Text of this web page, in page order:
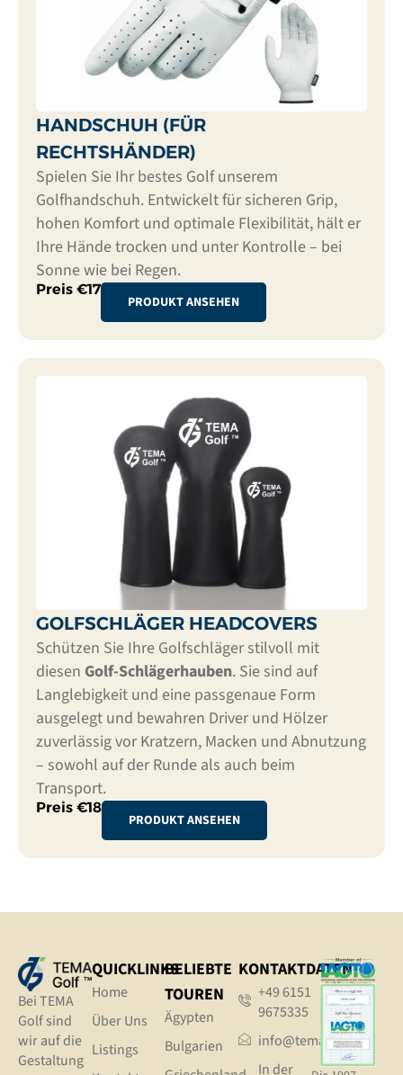
HANDSCHUH (FÜR
RECHTSHÄNDER)
Spielen Sie Ihr bestes Golf unserem
Golfhandschuh. Entwickelt für sicheren Grip,
hohen Komfort und optimale Flexibilität, hält er
Ihre Hände trocken und unter Kontrolle – bei
Sonne wie bei Regen.
Preis €17
PRODUKT ANSEHEN
GOLFSCHLÄGER HEADCOVERS
Schützen Sie Ihre Golfschläger stilvoll mit
diesen Golf-Schlägerhauben. Sie sind auf
Langlebigkeit und eine passgenaue Form
ausgelegt und bewahren Driver und Hölzer
zuverlässig vor Kratzern, Macken und Abnutzung
– sowohl auf der Runde als auch beim
Transport.
Preis €18
PRODUKT ANSEHEN
Bei TEMA
Golf sind
wir auf die
Gestaltung
QUICKLINKS
Home
Über Uns
Listings
BELIEBTE
TOUREN
Ägypten
Bulgarien
KONTAKTDATEN
+49 6151
9675335
info@tema.golf
In der